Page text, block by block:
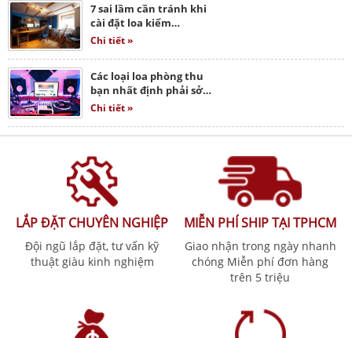
7 sai lầm cần tránh khi
cài đặt loa kiểm…
Chi tiết »
Các loại loa phòng thu
bạn nhất định phải sở…
Chi tiết »
LẮP ĐẶT CHUYÊN NGHIỆP
Đội ngũ lắp đặt, tư vấn kỹ
thuật giàu kinh nghiệm
MIỄN PHÍ SHIP TẠI TPHCM
Giao nhận trong ngày nhanh
chóng Miễn phí đơn hàng
trên 5 triệu